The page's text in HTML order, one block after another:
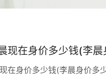
现在身价多少钱(李晨
在身价多少钱(李晨身价多